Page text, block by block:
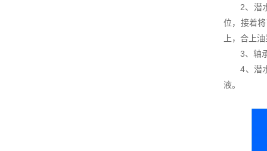
2、潜水
位，接着
上，合上
3、轴承
4、潜水
液。